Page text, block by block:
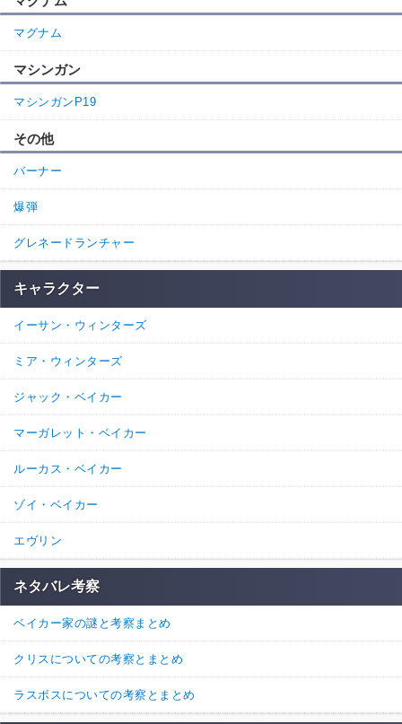
マグナム
マシンガン
マシンガンP19
その他
バーナー
爆弾
グレネードランチャー
キャラクター
イーサン・ウィンターズ
ミア・ウィンターズ
ジャック・ベイカー
マーガレット・ベイカー
ルーカス・ベイカー
ゾイ・ベイカー
エヴリン
ネタバレ考察
ベイカー家の謎と考察まとめ
クリスについての考察とまとめ
ラスボスについての考察とまとめ